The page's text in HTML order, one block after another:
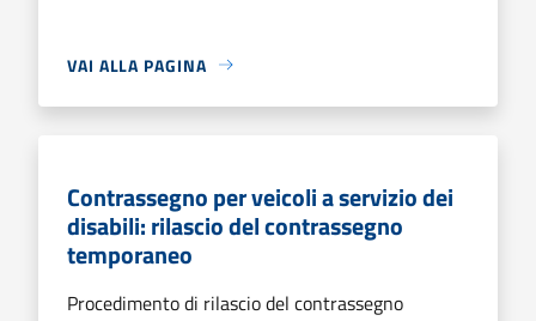
VAI ALLA PAGINA
Contrassegno per veicoli a servizio dei
disabili: rilascio del contrassegno
temporaneo
Procedimento di rilascio del contrassegno